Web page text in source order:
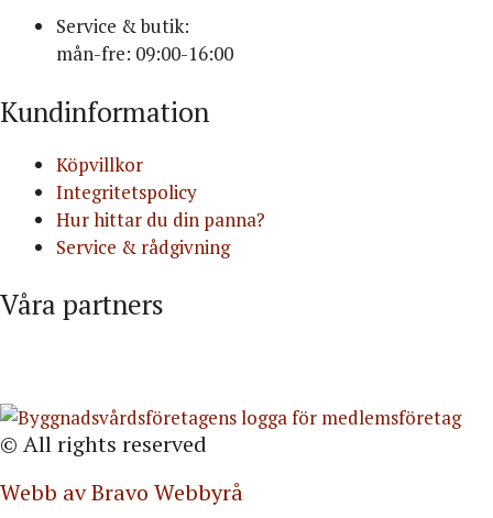
Service & butik:
mån-fre: 09:00-16:00
Kundinformation
Köpvillkor
Integritetspolicy
Hur hittar du din panna?
Service & rådgivning
Våra partners
© All rights reserved
Webb av Bravo Webbyrå